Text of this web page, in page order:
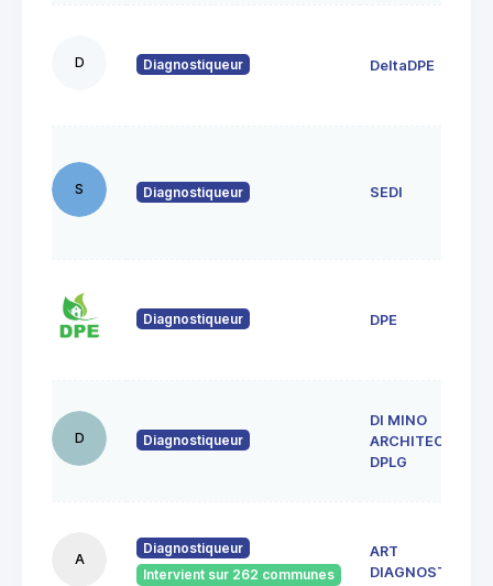
D Diagnostiqueur DeltaDPE
S Diagnostiqueur SEDI
Diagnostiqueur DPE
D Diagnostiqueur
DI MINO
ARCHITECTE
DPLG
A
Diagnostiqueur
Intervient sur 262 communes
ART
DIAGNOSTICS